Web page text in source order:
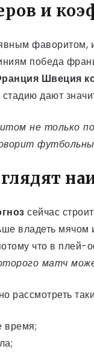
и
фаворитом,
победа
Швеция
дают
не только
сейчас
владеть
что в плей-
матч
рассмотреть
время;